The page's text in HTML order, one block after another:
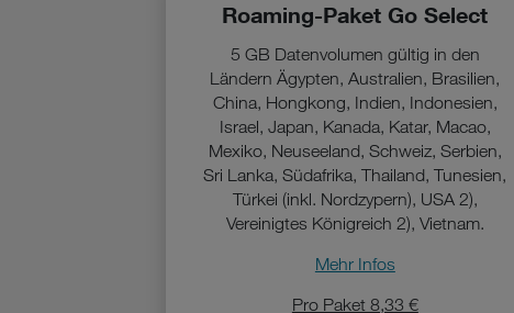
Roaming-Paket Go Select
5 GB Datenvolumen gültig in den
Ländern Ägypten, Australien, Brasilien,
China, Hongkong, Indien, Indonesien,
Israel, Japan, Kanada, Katar, Macao,
Mexiko, Neuseeland, Schweiz, Serbien,
Sri Lanka, Südafrika, Thailand, Tunesien,
Türkei (inkl. Nordzypern), USA 2),
Vereinigtes Königreich 2), Vietnam.
Mehr Infos
Pro Paket 8,33 €